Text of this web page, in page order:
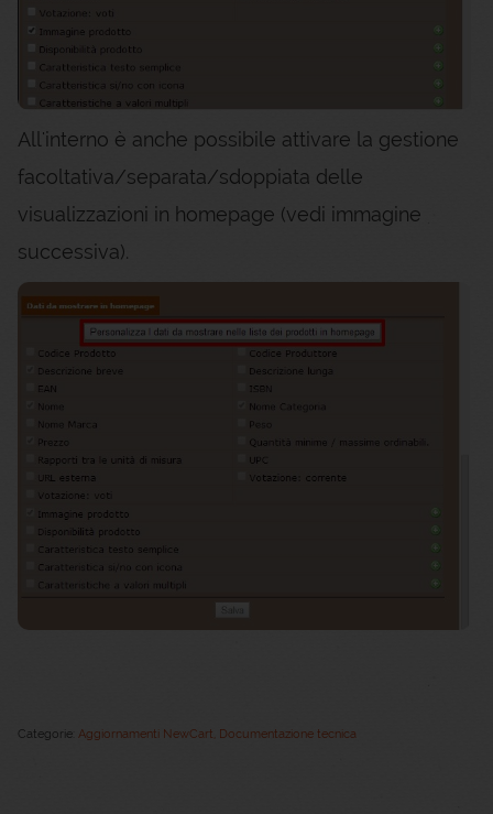
All'interno è anche possibile attivare la gestione
facoltativa/separata/sdoppiata delle
visualizzazioni in homepage (vedi immagine
successiva).
Categorie: Aggiornamenti NewCart Documentazione tecnica